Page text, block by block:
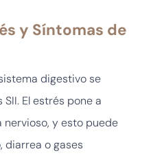
y Síntomas de
digestivo se
El estrés pone a
y esto puede
diarrea o gases